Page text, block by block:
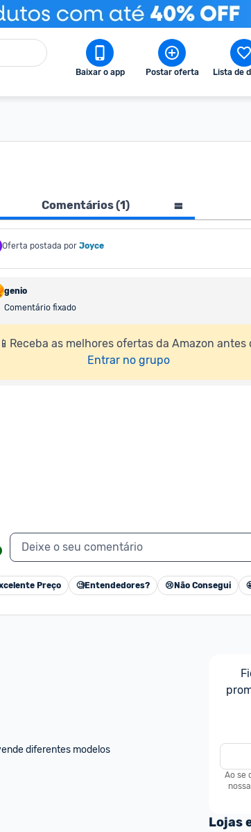
Baixar o app Postar oferta Lista de
Comentários (1)
Oferta postada por Joyce
genio
Comentário fixado
📱Receba as melhores ofertas da Amazon antes
Entrar no grupo
Deixe o seu comentário
Preço 🧐Entendedores? 😢 Não Consegui
diferentes modelos
Ao se
nossa
Lojas